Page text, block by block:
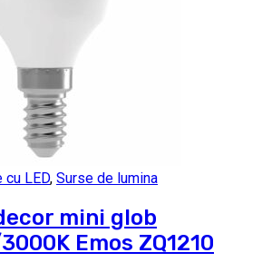
cu LED, Surse de lumina
mini glob
Emos ZQ1210